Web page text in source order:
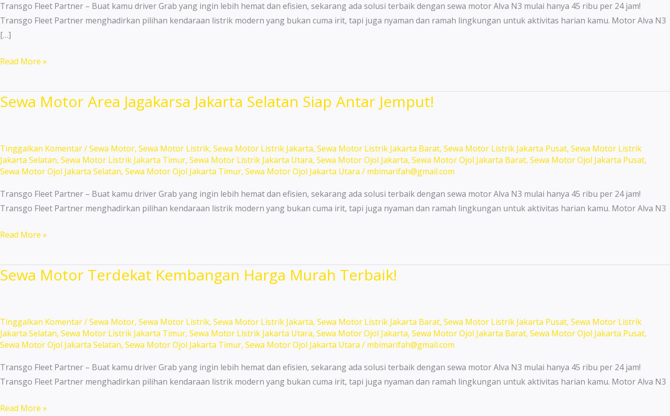
Transgo Fleet Partner – Buat kamu driver Grab yang ingin lebih hemat dan efisien, sekarang ada solusi terbaik dengan sewa motor Alva N3 mulai hanya 45 ribu per 24 jam!
Transgo Fleet Partner menghadirkan pilihan kendaraan listrik modern yang bukan cuma irit, tapi juga nyaman dan ramah lingkungan untuk aktivitas harian kamu. Motor Alva N3
[…]
Sewa
Terdekat
Duren
Terbaru
Lengkap!
Read More »
Sewa Motor Area Jagakarsa Jakarta Selatan Siap Antar Jemput!
Tinggalkan Komentar/Sewa Motor, Sewa Motor Listrik, Sewa Motor Listrik Jakarta, Sewa Motor Listrik Jakarta Barat, Sewa Motor Listrik Jakarta Pusat, Sewa Motor Listrik
Jakarta Selatan, Sewa Motor Listrik Jakarta Timur, Sewa Motor Listrik Jakarta Utara, Sewa Motor Ojol Jakarta, Sewa Motor Ojol Jakarta Barat, Sewa Motor Ojol Jakarta Pusat,
Sewa Motor Ojol Jakarta Selatan, Sewa Motor Ojol Jakarta Timur, Sewa Motor Ojol Jakarta Utara / mbimarifah@gmail.com
Transgo Fleet Partner – Buat kamu driver Grab yang ingin lebih hemat dan efisien, sekarang ada solusi terbaik dengan sewa motor Alva N3 mulai hanya 45 ribu per 24 jam!
Transgo Fleet Partner menghadirkan pilihan kendaraan listrik modern yang bukan cuma irit, tapi juga nyaman dan ramah lingkungan untuk aktivitas harian kamu. Motor Alva N3
Sewa
Area
Jagakarsa
Siap
Antar
Jemput!
Read More »
Sewa Motor Terdekat Kembangan Harga Murah Terbaik!
Tinggalkan Komentar/Sewa Motor, Sewa Motor Listrik, Sewa Motor Listrik Jakarta, Sewa Motor Listrik Jakarta Barat, Sewa Motor Listrik Jakarta Pusat, Sewa Motor Listrik
Jakarta Selatan, Sewa Motor Listrik Jakarta Timur, Sewa Motor Listrik Jakarta Utara, Sewa Motor Ojol Jakarta, Sewa Motor Ojol Jakarta Barat, Sewa Motor Ojol Jakarta Pusat,
Sewa Motor Ojol Jakarta Selatan, Sewa Motor Ojol Jakarta Timur, Sewa Motor Ojol Jakarta Utara / mbimarifah@gmail.com
Transgo Fleet Partner – Buat kamu driver Grab yang ingin lebih hemat dan efisien, sekarang ada solusi terbaik dengan sewa motor Alva N3 mulai hanya 45 ribu per 24 jam!
Transgo Fleet Partner menghadirkan pilihan kendaraan listrik modern yang bukan cuma irit, tapi juga nyaman dan ramah lingkungan untuk aktivitas harian kamu. Motor Alva N3
Sewa
Read More »